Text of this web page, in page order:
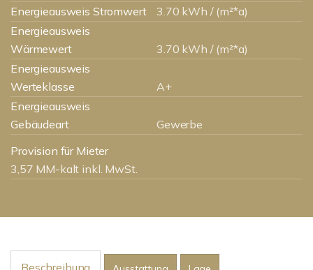
Energieausweis Stromwert
3.70 kWh / (m²*a)
Energieausweis
Wärmewert
3.70 kWh / (m²*a)
Energieausweis
Werteklasse
A+
Energieausweis
Gebäudeart
Gewerbe
Provision für Mieter
3,57 MM-kalt inkl. MwSt.
Beschreibung